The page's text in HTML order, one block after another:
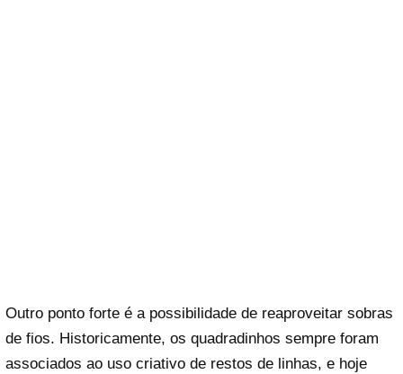
Outro ponto forte é a possibilidade de reaproveitar sobras
de fios. Historicamente, os quadradinhos sempre foram
associados ao uso criativo de restos de linhas, e hoje